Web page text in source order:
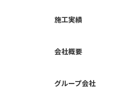
施工実績
会社概要
グループ会社